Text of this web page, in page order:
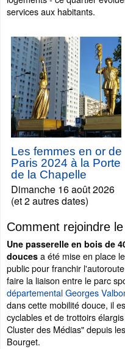
services aux habitants.
Les femmes en or de
Paris 2024 à la Porte
de la Chapelle
Dimanche 16 août 2026
(et 2 autres dates)
Comment rejoindre
Une passerelle en bois de
douces a été mise en place
public pour franchir
faire la liaison entre le parc
départemental Georges
dans cette mobilité douce, il
cyclables et de trottoirs
Cluster des Médias" depuis
Bourget.